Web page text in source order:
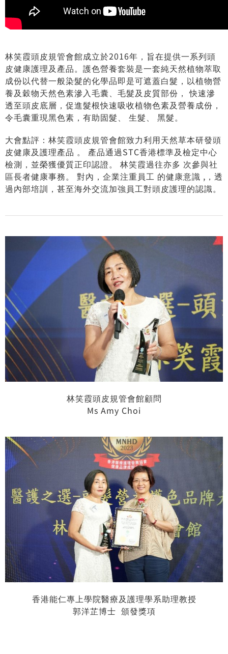
林笑霞頭皮規管會館成立於2016年，旨在提供一系列頭
皮健康護理及產品。護色營養套裝是一套純天然植物萃取
成份以代替一般染髮的化學品即是可遮蓋白髮，以植物營
養及穀物天然色素滲入毛囊、毛髮及皮質部份， 快速滲
透至頭皮底層，促進髮根快速吸收植物色素及營養成份，
令毛囊重現黑色素，有助固髮、 生髮、 黑髮。
大會點評：林笑霞頭皮規管會館致力利用天然草本研發頭
皮健康及護理產品 。 產品通過STC香港標準及檢定中心
檢測，並榮獲優質正印認證。 林笑霞過往亦多 次參與社
區長者健康事務。 對內，企業注重員工 的健康意識 ,，透
過內部培訓，甚至海外交流加強員工對頭皮護理的認識。
林笑霞頭皮規管會館顧問
Ms Amy Choi
香港能仁專上學院醫療及護理學系助理教授
郭洋芷博士 頒發獎項